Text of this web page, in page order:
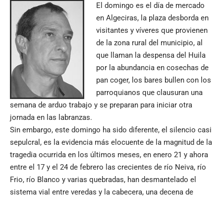
El domingo es el día de mercado
en Algeciras, la plaza desborda en
visitantes y víveres que provienen
de la zona rural del municipio, al
que llaman la despensa del Huila
por la abundancia en cosechas de
pan coger, los bares bullen con los
parroquianos que clausuran una
semana de arduo trabajo y se preparan para iniciar otra
jornada en las labranzas.
Sin embargo, este domingo ha sido diferente, el silencio casi
sepulcral, es la evidencia más elocuente de la magnitud de la
tragedia ocurrida en los últimos meses, en enero 21 y ahora
entre el 17 y el 24 de febrero las crecientes de río Neiva, río
Frio, río Blanco y varias quebradas, han desmantelado el
sistema vial entre veredas y la cabecera, una decena de